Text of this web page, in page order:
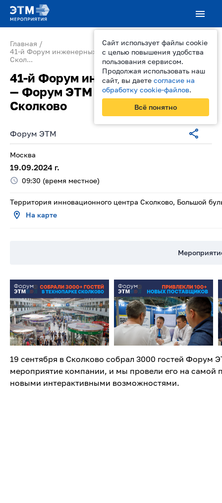
Сайт использует файлы cookie
с целью повышения удобства
пользования сервисом.
Продолжая использовать наш
сайт, вы даете согласие на
обработку cookie-файлов.
Всё понятно
Главная
41-й Форум инженерных систем — Форум ЭТМ в Москве,
Скол...
41-й Форум инженерных систем
— Форум ЭТМ в Москве,
Сколково
Форум ЭТМ
19 сентября в Сколково собрал 3000 гостей Форум
мероприятие компании, и мы провели его на самой
новыми интерактивными возможностями.
Москва
19.09.2024 г.
09:30 (время местное)
Территория инновационного центра Сколково, Большой
На карте